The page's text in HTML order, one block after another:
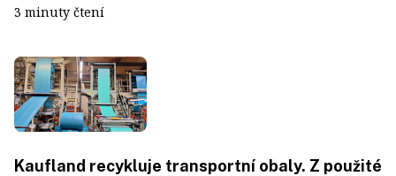
3 minuty čtení
Kaufland recykluje transportní obaly. Z použité